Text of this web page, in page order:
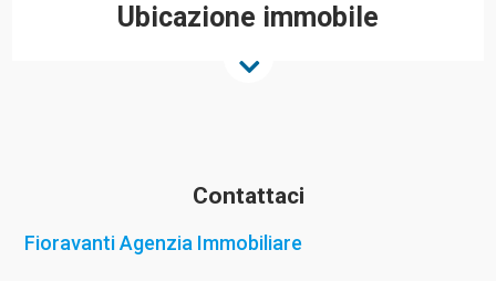
Ubicazione immobile
Contattaci
Fioravanti Agenzia Immobiliare